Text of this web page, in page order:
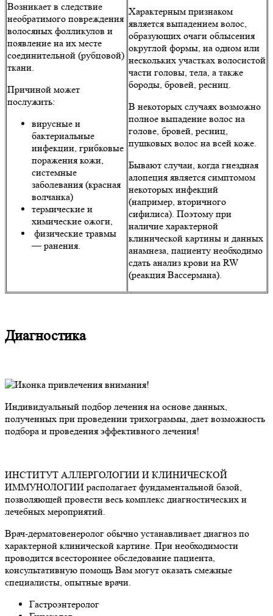
Возникает в следствие
необратимого повреждения
волосяных фолликулов и
появление на их месте
соединительной (рубцовой)
ткани.
Причиной может
послужить:
вирусные и
бактериальные
инфекции, грибковые
поражения кожи,
системные
заболевания (красная
волчанка)
термические и
химические ожоги,
физические травмы
— ранения.
Характерным признаком
является выпадением волос,
образующих очаги облысения
округлой формы, на одном или
нескольких участках волосистой
части головы, тела, а также
бороды, бровей, ресниц.
В некоторых случаях возможно
полное выпадение волос на
голове, бровей, ресниц,
пушковых волос на всей коже.
Бывают случаи, когда гнездная
алопеция является симптомом
некоторых инфекций
(например, вторичного
сифилиса). Поэтому при
наличие характерной
клинической картины и данных
анамнеза, пациенту необходимо
сдать анализ крови на RW
(реакция Вассермана).
Диагностика
Индивидуальный подбор лечения на основе данных,
полученных при проведении трихограммы, дает возможность
подбора и проведения эффективного лечения!
ИНСТИТУТ АЛЛЕРГОЛОГИИ И КЛИНИЧЕСКОЙ
ИММУНОЛОГИИ располагает фундаментальной базой,
позволяющей провести весь комплекс диагностических и
лечебных мероприятий.
Врач-дерматовенеролог обычно устанавливает диагноз по
характерной клинической картине. При необходимости
проводится всестороннее обследование пациента,
консультативную помощь Вам могут оказать смежные
специалисты, опытные врачи.
Гастроэнтеролог